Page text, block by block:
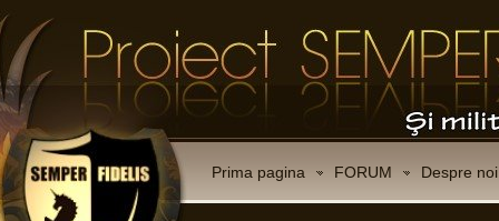
Prima pagina FORUM Despre noi